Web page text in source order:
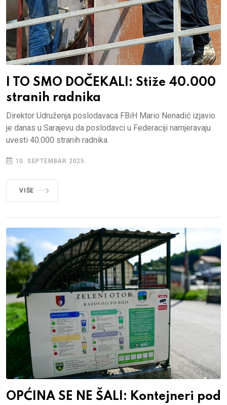
I TO SMO DOČEKALI: Stiže 40.000
stranih radnika
Direktor Udruženja poslodavaca FBiH Mario Nenadić izjavio
je danas u Sarajevu da poslodavci u Federaciji namjeravaju
uvesti 40.000 stranih radnika.
10. SEPTEMBAR 2025.
VIŠE
OPĆINA SE NE ŠALI: Kontejneri pod